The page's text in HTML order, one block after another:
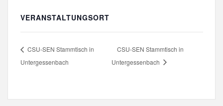
VERANSTALTUNGSORT
CSU-SEN Stammtisch in
Untergessenbach
CSU-SEN Stammtisch in
Untergessenbach